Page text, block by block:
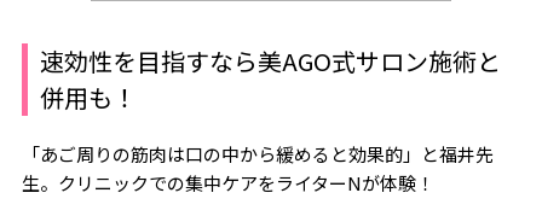
速効性を目指すなら美AGO式サロン施術と
併用も！
「あご周りの筋肉は口の中から緩めると効果的」と福井先
生。クリニックでの集中ケアをライターNが体験！